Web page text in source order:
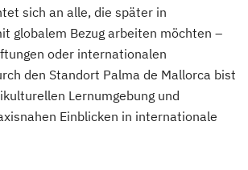
sich an alle, die später in
globalem Bezug arbeiten möchten –
oder internationalen
den Standort Palma de Mallorca bist
Lernumgebung und
Einblicken in internationale